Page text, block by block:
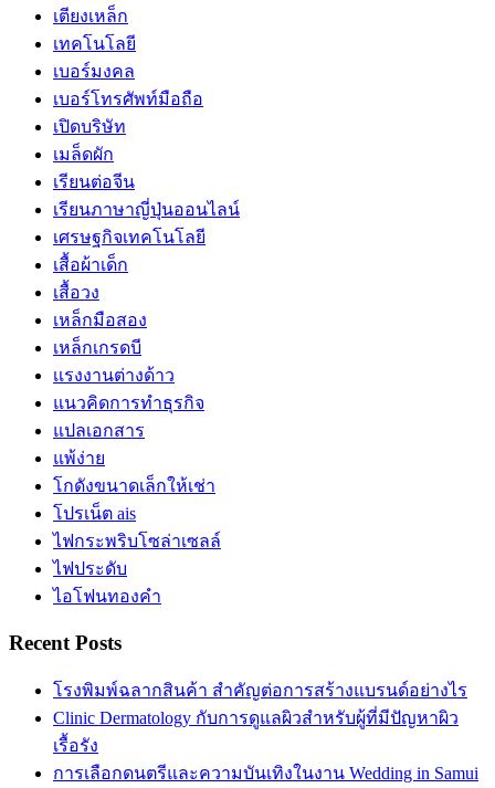
เตียงเหล็ก
เทคโนโลยี
เบอร์มงคล
เบอร์โทรศัพท์มือถือ
เปิดบริษัท
เมล็ดผัก
เรียนต่อจีน
เรียนภาษาญี่ปุ่นออนไลน์
เศรษฐกิจเทคโนโลยี
เสื้อผ้าเด็ก
เสื้อวง
เหล็กมือสอง
เหล็กเกรดบี
เเรงงานต่างด้าว
แนวคิดการทำธุรกิจ
แปลเอกสาร
แพ้ง่าย
โกดังขนาดเล็กให้เช่า
โปรเน็ต ais
ไฟกระพริบโซล่าเซลล์
ไฟประดับ
ไอโฟนทองคำ
Recent Posts
โรงพิมพ์ฉลากสินค้า สำคัญต่อการสร้างแบรนด์อย่างไร
Clinic Dermatology กับการดูแลผิวสำหรับผู้ที่มีปัญหาผิว
เรื้อรัง
การเลือกดนตรีและความบันเทิงในงาน Wedding in Samui